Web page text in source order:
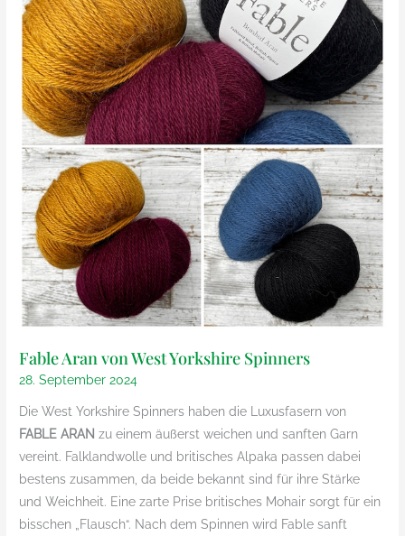
Farbige
Bilder
von
Herzfasern
Meisterwerke
–
Farbige
Bilder
von
Herzfasern
Fable Aran von West Yorkshire Spinners
28. September 2024
Die West Yorkshire Spinners haben die Luxusfasern von
FABLE ARAN zu einem äußerst weichen und sanften Garn
vereint. Falklandwolle und britisches Alpaka passen dabei
bestens zusammen, da beide bekannt sind für ihre Stärke
und Weichheit. Eine zarte Prise britisches Mohair sorgt für ein
bisschen „Flausch“. Nach dem Spinnen wird Fable sanft